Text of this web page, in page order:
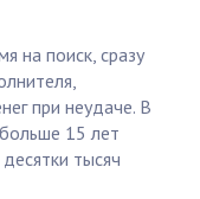
на поиск, сразу
при неудаче. В
15 лет
тысяч